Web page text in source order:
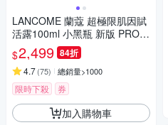
LANCOME 蘭蔻 超極限肌因賦
活露100ml 小黑瓶 新版 PRO升
級版
$2,499 84折
4.7(75) 總銷量>1000
限時下殺 券
加入購物車